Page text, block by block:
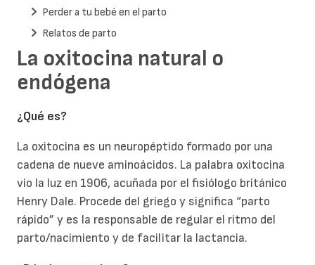
La oxitocina natural o
endógena
¿Qué es?
La oxitocina es un neuropéptido formado por una
cadena de nueve aminoácidos. La palabra oxitocina
vio la luz en 1906, acuñada por el fisiólogo británico
Henry Dale. Procede del griego y significa “parto
rápido” y es la responsable de regular el ritmo del
parto/nacimiento y de facilitar la lactancia.
Perder a tu bebé en el parto
Relatos de parto